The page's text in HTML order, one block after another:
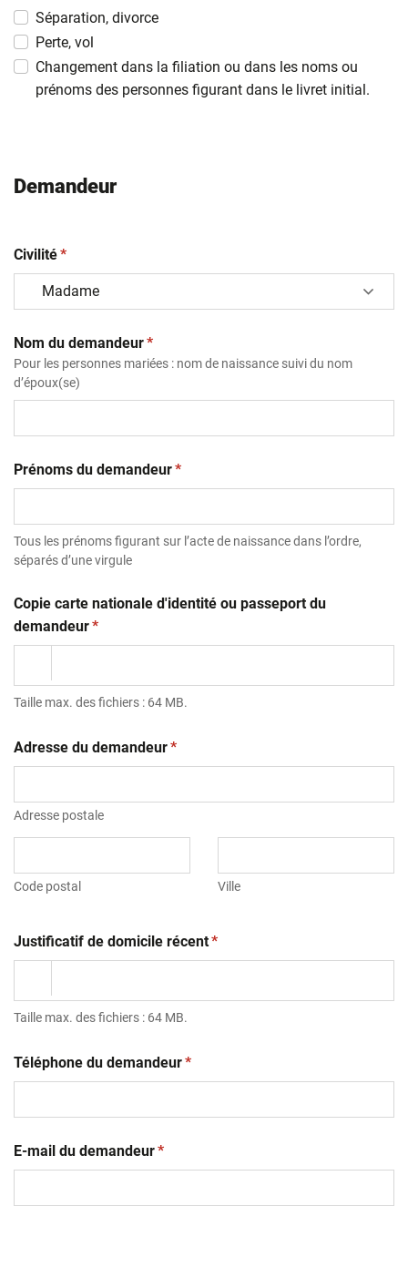
MM
slash
AAAA
Séparation, divorce
Perte, vol
Changement dans la filiation ou dans les noms ou
prénoms des personnes figurant dans le livret initial.
Demandeur
Civilité(obligatoire)
*
Nom du demandeur(obligatoire)
*
Pour les personnes mariées : nom de naissance suivi du nom
d’époux(se)
Prénoms du demandeur(obligatoire)
*
Tous les prénoms figurant sur l’acte de naissance dans l’ordre,
séparés d’une virgule
Copie carte nationale d'identité ou passeport du
demandeur(obligatoire)
*
Taille max. des fichiers : 64 MB.
Adresse du demandeur(obligatoire)
*
Adresse postale
Code postal Ville
Justificatif de domicile récent(obligatoire)
*
Taille max. des fichiers : 64 MB.
Téléphone du demandeur(obligatoire)
*
E-mail du demandeur(obligatoire)
*